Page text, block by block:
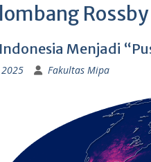
Rossby
Menjadi
Fakultas Mipa